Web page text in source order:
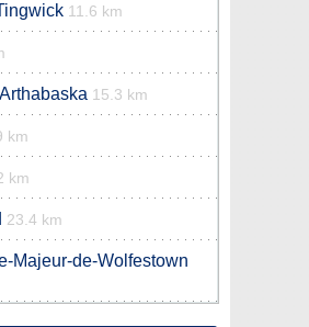
11.6 km
15.3 km
km
km
23.4 km
Majeur-de-Wolfestown